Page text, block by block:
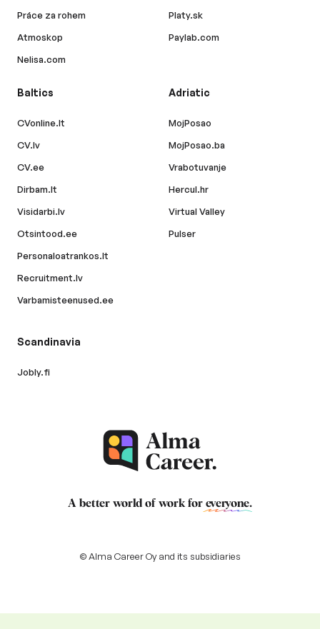
Práce za rohem
Atmoskop
Nelisa.com
Platy.sk
Paylab.com
Baltics
CVonline.lt
CV.lv
CV.ee
Dirbam.lt
Visidarbi.lv
Otsintood.ee
Personaloatrankos.lt
Recruitment.lv
Varbamisteenused.ee
Adriatic
MojPosao
MojPosao.ba
Vrabotuvanje
Hercul.hr
Virtual Valley
Pulser
Scandinavia
Jobly.fi
A better world of work for everyone.
© Alma Career Oy and its subsidiaries